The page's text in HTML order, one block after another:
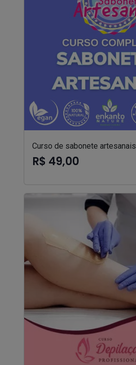
Curso de sabonete artesanais
R$ 49,00